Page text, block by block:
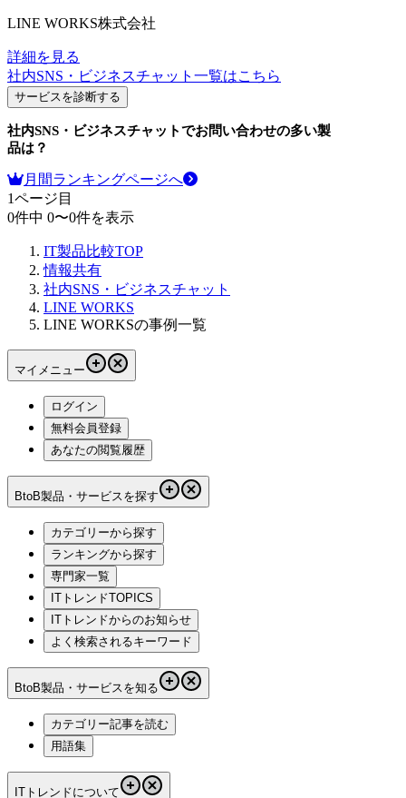
LINE WORKS株式会社
詳細を見る
社内SNS・ビジネスチャット 一覧はこちら
サービスを診断する
社内SNS・ビジネスチャットでお問い合わせの多い製
品は？
月間ランキングページへ
1ページ目
0件中 0〜0件を表示
IT製品比較TOP
情報共有
社内SNS・ビジネスチャット
LINE WORKS
LINE WORKSの事例一覧
マイメニュー
ログイン
無料会員登録
あなたの閲覧履歴
BtoB製品・サービスを探す
カテゴリーから探す
ランキングから探す
専門家一覧
ITトレンドTOPICS
ITトレンドからのお知らせ
よく検索されるキーワード
BtoB製品・サービスを知る
カテゴリー記事を読む
用語集
ITトレンドについて